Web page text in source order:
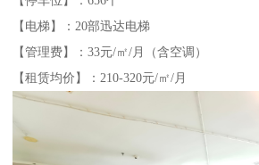
【电梯】：20部迅达电梯
【管理费】：33元/㎡/月（含空调）
【租赁均价】：210-320元/㎡/月